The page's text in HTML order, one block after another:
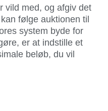
vild med, og afgiv det
følge auktionen til
system byde for
er at indstille et
beløb, du vil